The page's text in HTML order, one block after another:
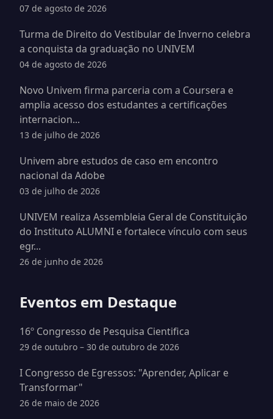
07 de agosto de 2026
Turma de Direito do Vestibular de Inverno celebra
a conquista da graduação no UNIVEM
04 de agosto de 2026
Novo Univem firma parceria com a Coursera e
amplia acesso dos estudantes a certificações
internacion...
13 de julho de 2026
Univem abre estudos de caso em encontro
nacional da Adobe
03 de julho de 2026
UNIVEM realiza Assembleia Geral de Constituição
do Instituto ALUMNI e fortalece vínculo com seus
egr...
26 de junho de 2026
Eventos em Destaque
16º Congresso de Pesquisa Cientifica
29 de outubro – 30 de outubro de 2026
I Congresso de Egressos: "Aprender, Aplicar e
Transformar"
26 de maio de 2026